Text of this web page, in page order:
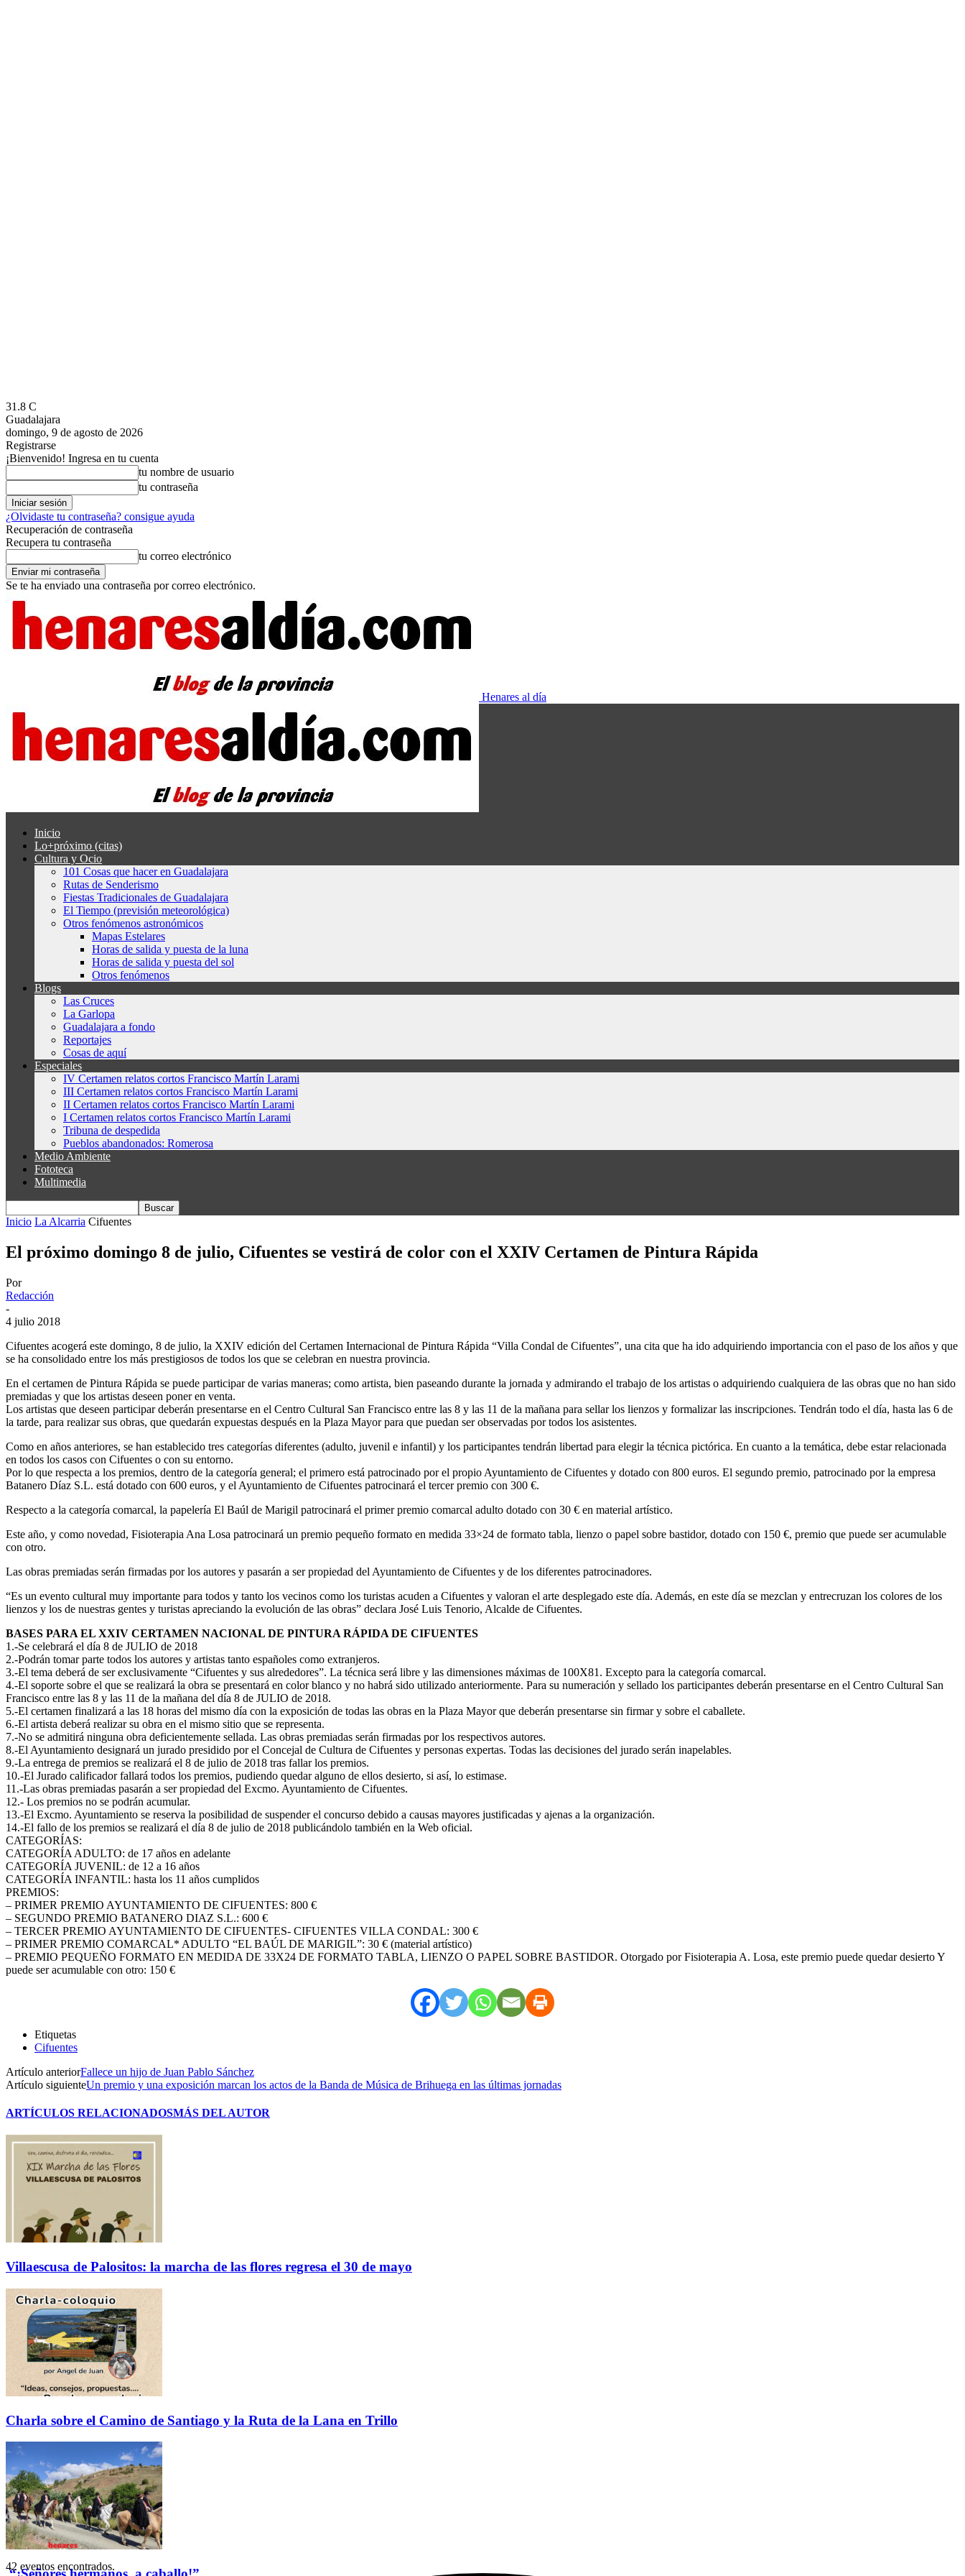
31.8 C
Guadalajara
domingo, 9 de agosto de 2026
Registrarse
¡Bienvenido! Ingresa en tu cuenta
tu nombre de usuario
tu contraseña
¿Olvidaste tu contraseña? consigue ayuda
Recuperación de contraseña
Recupera tu contraseña
tu correo electrónico
Se te ha enviado una contraseña por correo electrónico.
Henares al día
Inicio
Lo+próximo (citas)
Cultura y Ocio
101 Cosas que hacer en Guadalajara
Rutas de Senderismo
Fiestas Tradicionales de Guadalajara
El Tiempo (previsión meteorológica)
Otros fenómenos astronómicos
Mapas Estelares
Horas de salida y puesta de la luna
Horas de salida y puesta del sol
Otros fenómenos
Blogs
Las Cruces
La Garlopa
Guadalajara a fondo
Reportajes
Cosas de aquí
Especiales
IV Certamen relatos cortos Francisco Martín Larami
III Certamen relatos cortos Francisco Martín Larami
II Certamen relatos cortos Francisco Martín Larami
I Certamen relatos cortos Francisco Martín Larami
Tribuna de despedida
Pueblos abandonados: Romerosa
Medio Ambiente
Fototeca
Multimedia
Inicio La Alcarria Cifuentes
El próximo domingo 8 de julio, Cifuentes se vestirá de color con el XXIV Certamen de Pintura Rápida
Por
Redacción
-
4 julio 2018
Cifuentes acogerá este domingo, 8 de julio, la XXIV edición del Certamen Internacional de Pintura Rápida “Villa Condal de Cifuentes”, una cita que ha ido adquiriendo importancia con el paso de los años y que
se ha consolidado entre los más prestigiosos de todos los que se celebran en nuestra provincia.
En el certamen de Pintura Rápida se puede participar de varias maneras; como artista, bien paseando durante la jornada y admirando el trabajo de los artistas o adquiriendo cualquiera de las obras que no han sido
premiadas y que los artistas deseen poner en venta.
Los artistas que deseen participar deberán presentarse en el Centro Cultural San Francisco entre las 8 y las 11 de la mañana para sellar los lienzos y formalizar las inscripciones. Tendrán todo el día, hasta las 6 de
la tarde, para realizar sus obras, que quedarán expuestas después en la Plaza Mayor para que puedan ser observadas por todos los asistentes.
Como en años anteriores, se han establecido tres categorías diferentes (adulto, juvenil e infantil) y los participantes tendrán libertad para elegir la técnica pictórica. En cuanto a la temática, debe estar relacionada
en todos los casos con Cifuentes o con su entorno.
Por lo que respecta a los premios, dentro de la categoría general; el primero está patrocinado por el propio Ayuntamiento de Cifuentes y dotado con 800 euros. El segundo premio, patrocinado por la empresa
Batanero Díaz S.L. está dotado con 600 euros, y el Ayuntamiento de Cifuentes patrocinará el tercer premio con 300 €.
Respecto a la categoría comarcal, la papelería El Baúl de Marigil patrocinará el primer premio comarcal adulto dotado con 30 € en material artístico.
Este año, y como novedad, Fisioterapia Ana Losa patrocinará un premio pequeño formato en medida 33×24 de formato tabla, lienzo o papel sobre bastidor, dotado con 150 €, premio que puede ser acumulable
con otro.
Las obras premiadas serán firmadas por los autores y pasarán a ser propiedad del Ayuntamiento de Cifuentes y de los diferentes patrocinadores.
“Es un evento cultural muy importante para todos y tanto los vecinos como los turistas acuden a Cifuentes y valoran el arte desplegado este día. Además, en este día se mezclan y entrecruzan los colores de los
lienzos y los de nuestras gentes y turistas apreciando la evolución de las obras” declara José Luis Tenorio, Alcalde de Cifuentes.
BASES PARA EL XXIV CERTAMEN NACIONAL DE PINTURA RÁPIDA DE CIFUENTES
1.-Se celebrará el día 8 de JULIO de 2018
2.-Podrán tomar parte todos los autores y artistas tanto españoles como extranjeros.
3.-El tema deberá de ser exclusivamente “Cifuentes y sus alrededores”. La técnica será libre y las dimensiones máximas de 100X81. Excepto para la categoría comarcal.
4.-El soporte sobre el que se realizará la obra se presentará en color blanco y no habrá sido utilizado anteriormente. Para su numeración y sellado los participantes deberán presentarse en el Centro Cultural San
Francisco entre las 8 y las 11 de la mañana del día 8 de JULIO de 2018.
5.-El certamen finalizará a las 18 horas del mismo día con la exposición de todas las obras en la Plaza Mayor que deberán presentarse sin firmar y sobre el caballete.
6.-El artista deberá realizar su obra en el mismo sitio que se representa.
7.-No se admitirá ninguna obra deficientemente sellada. Las obras premiadas serán firmadas por los respectivos autores.
8.-El Ayuntamiento designará un jurado presidido por el Concejal de Cultura de Cifuentes y personas expertas. Todas las decisiones del jurado serán inapelables.
9.-La entrega de premios se realizará el 8 de julio de 2018 tras fallar los premios.
10.-El Jurado calificador fallará todos los premios, pudiendo quedar alguno de ellos desierto, si así, lo estimase.
11.-Las obras premiadas pasarán a ser propiedad del Excmo. Ayuntamiento de Cifuentes.
12.- Los premios no se podrán acumular.
13.-El Excmo. Ayuntamiento se reserva la posibilidad de suspender el concurso debido a causas mayores justificadas y ajenas a la organización.
14.-El fallo de los premios se realizará el día 8 de julio de 2018 publicándolo también en la Web oficial.
CATEGORÍAS:
CATEGORÍA ADULTO: de 17 años en adelante
CATEGORÍA JUVENIL: de 12 a 16 años
CATEGORÍA INFANTIL: hasta los 11 años cumplidos
PREMIOS:
– PRIMER PREMIO AYUNTAMIENTO DE CIFUENTES: 800 €
– SEGUNDO PREMIO BATANERO DIAZ S.L.: 600 €
– TERCER PREMIO AYUNTAMIENTO DE CIFUENTES- CIFUENTES VILLA CONDAL: 300 €
– PRIMER PREMIO COMARCAL* ADULTO “EL BAÚL DE MARIGIL”: 30 € (material artístico)
– PREMIO PEQUEÑO FORMATO EN MEDIDA DE 33X24 DE FORMATO TABLA, LIENZO O PAPEL SOBRE BASTIDOR. Otorgado por Fisioterapia A. Losa, este premio puede quedar desierto Y
puede ser acumulable con otro: 150 €
Etiquetas
Cifuentes
Artículo anteriorFallece un hijo de Juan Pablo Sánchez
Artículo siguienteUn premio y una exposición marcan los actos de la Banda de Música de Brihuega en las últimas jornadas
ARTÍCULOS RELACIONADOSMÁS DEL AUTOR
Villaescusa de Palositos: la marcha de las flores regresa el 30 de mayo
Charla sobre el Camino de Santiago y la Ruta de la Lana en Trillo
42 eventos encontrados.